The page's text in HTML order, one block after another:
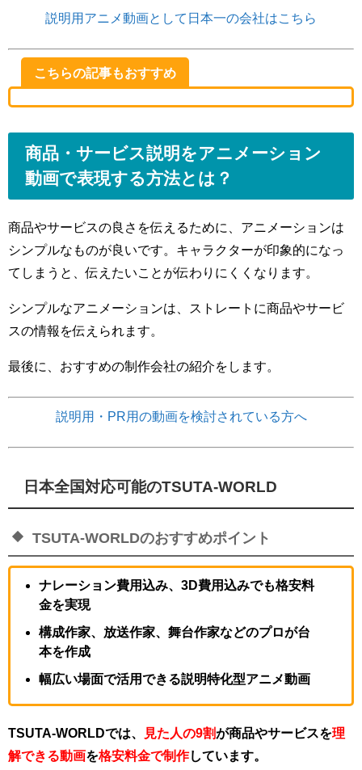
説明用アニメ動画として日本一の会社はこちら
こちらの記事もおすすめ
商品・サービス説明をアニメーション
動画で表現する方法とは？
商品やサービスの良さを伝えるために、アニメーションは
シンプルなものが良いです。キャラクターが印象的になっ
てしまうと、伝えたいことが伝わりにくくなります。
シンプルなアニメーションは、ストレートに商品やサービ
スの情報を伝えられます。
最後に、おすすめの制作会社の紹介をします。
説明用・PR用の動画を検討されている方へ
日本全国対応可能のTSUTA-WORLD
TSUTA-WORLDのおすすめポイント
ナレーション費用込み、3D費用込みでも格安料
金を実現
構成作家、放送作家、舞台作家などのプロが台
本を作成
幅広い場面で活用できる説明特化型アニメ動画
TSUTA-WORLDでは、 見た人の9割が商品やサービスを理
解できる動画を格安料金で制作しています。